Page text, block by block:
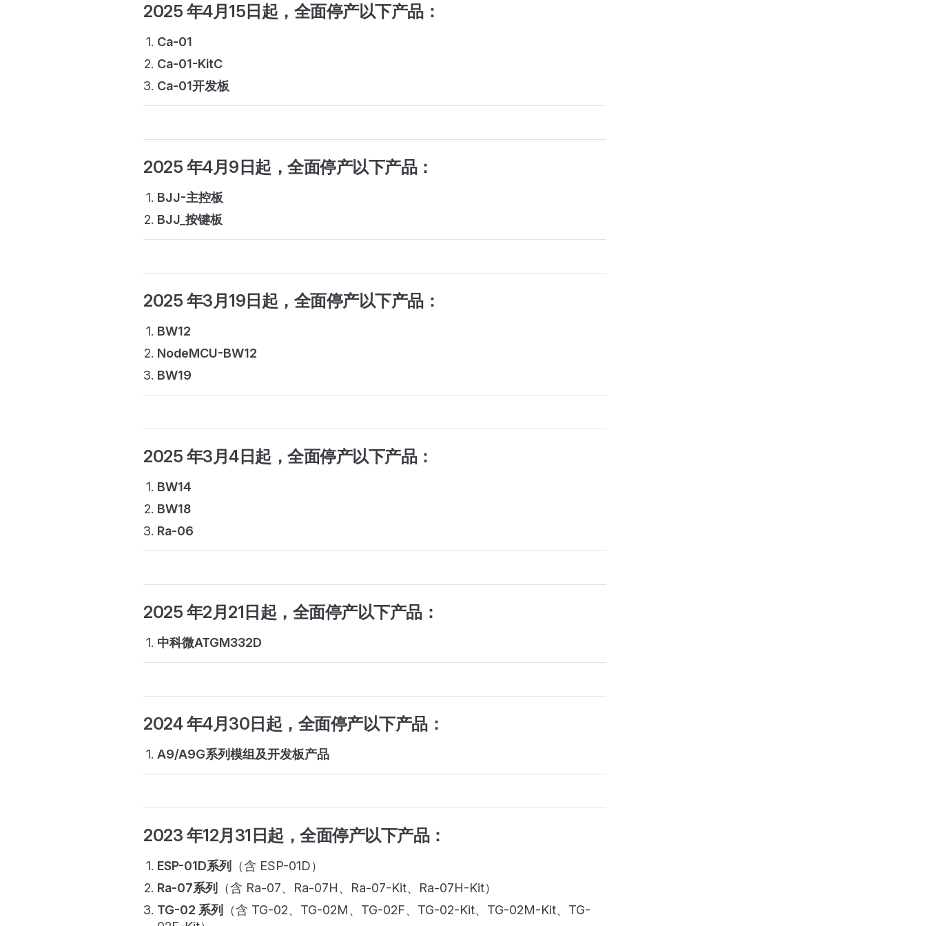
2025 年4月15日起 ，全面停产以下产品：
Ca-01
Ca-01-KitC
Ca-01开发板
2025 年4月9日起 ，全面停产以下产品：
BJJ-主控板
BJJ_按键板
2025 年3月19日起 ，全面停产以下产品：
BW12
NodeMCU-BW12
BW19
2025 年3月4日起 ，全面停产以下产品：
BW14
BW18
Ra-06
2025 年2月21日起 ，全面停产以下产品：
中科微ATGM332D
2024 年4月30日起 ，全面停产以下产品：
A9/A9G系列模组及开发板产品
2023 年12月31日起 ，全面停产以下产品：
ESP-01D系列
（含 ESP-01D）
Ra-07系列
（含 Ra-07、Ra-07H、Ra-07-Kit、Ra-07H-Kit）
TG-02 系列
（含 TG-02、TG-02M、TG-02F、TG-02-Kit、TG-02M-Kit、TG-